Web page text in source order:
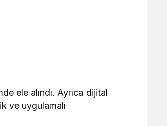
ele alındı. Ayrıca dijital
ve uygulamalı